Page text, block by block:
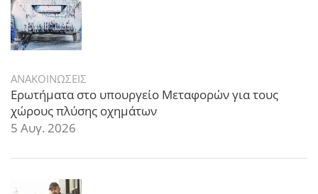
ΑΝΑΚΟΙΝΩΣΕΙΣ
Ερωτήματα στο υπουργείο Μεταφορών για τους
χώρους πλύσης οχημάτων
5 Αυγ. 2026